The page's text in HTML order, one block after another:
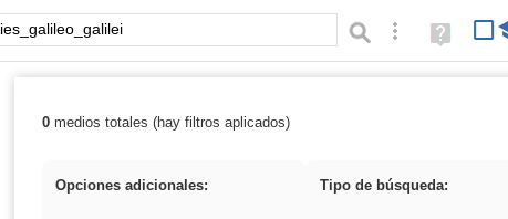
Palabra o frase: Búsqueda avanzada
Ayuda
(en
Resultados de: ies_galileo_galilei
0medios totales (hay filtros aplicados)
Opciones adicionales: Tipo de búsqueda: